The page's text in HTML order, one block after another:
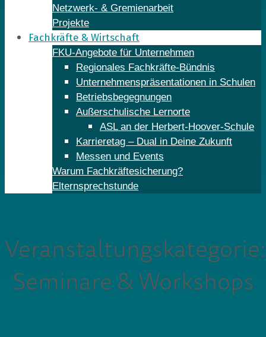
Netzwerk- & Gremienarbeit
Projekte
Fachkräfte & Wirtschaft
FKU-Angebote für Unternehmen
Regionales Fachkräfte-Bündnis
Unternehmenspräsentationen in Schulen
Betriebsbegegnungen
Außerschulische Lernorte
ASL an der Herbert-Hoover-Schule
Karrieretag – Dual in Deine Zukunft
Messen und Events
Warum Fachkräftesicherung?
Elternsprechstunde
Veranstaltungskategorie:
Seminare & Workshops